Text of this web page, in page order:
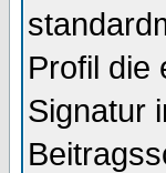
Profil die
Signatur